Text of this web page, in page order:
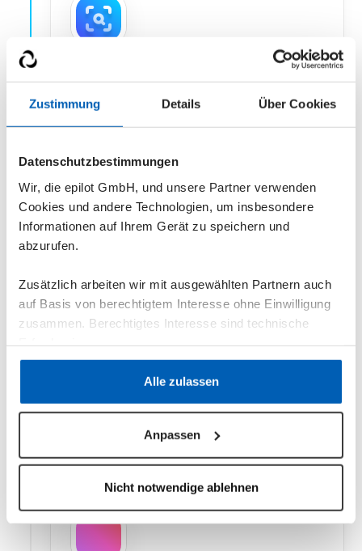
Zustimmung Details Über Cookies
Datenschutzbestimmungen
Wir, die epilot GmbH, und unsere Partner verwenden
Cookies und andere Technologien, um insbesondere
Informationen auf Ihrem Gerät zu speichern und
abzurufen.
Zusätzlich arbeiten wir mit ausgewählten Partnern auch
auf Basis von berechtigtem Interesse ohne Einwilligung
zusammen. Berechtigtes Interesse sind technische
Datenschutzerklärung·Impressum
Alle zulassen
Anpassen
Nicht notwendige ablehnen
Anwendungsfall für epilot gefunden
Wähle aus unserer Bibliothek den
ausprobieren möchtest.
Melde dich in deiner epilot
Testumgebung an
Vom Marktplatz kommst du direkt zu
in dem du den Blueprint installieren